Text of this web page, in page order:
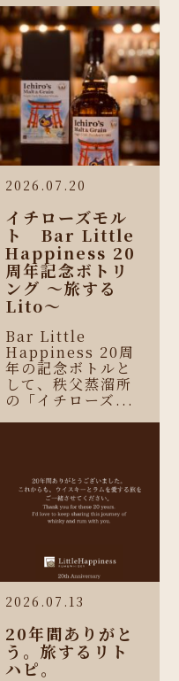
2026.07.20
イチローズモル
ト Bar Little
Happiness 20
周年記念ボトリ
ング 〜旅する
Lito〜
Bar Little
Happiness 20周
年の記念ボトルと
して、秩父蒸溜所
の「イチローズ...
2026.07.13
20年間ありがと
う。旅するリト
ハピ。